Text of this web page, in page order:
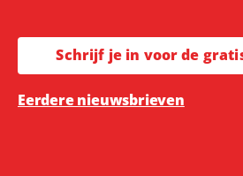
Schrijf je in voor de
Eerdere nieuwsbrieven